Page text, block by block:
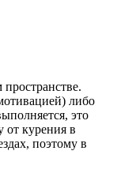
либо
это
от курения в
поэтому в